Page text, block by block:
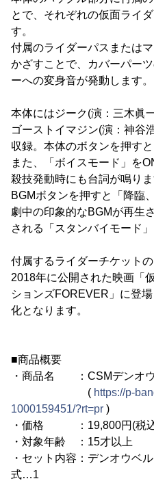
とで、それぞれの仮面ライ
す。
付属のライダーパスまたは
かざすことで、カバーパー
ーへの変身音が発動します。
本体にはジーク(演：三木眞
ゴーストイマジン(演：神谷
収録。本体のボタンを押すと
また、「ボイスモード」を
殺技発動時にも台詞が鳴りま
BGMボタンを押すと「降臨
劇中の印象的なBGMが再生
される「スタンバイモード
付属するライダーチケット
2018年に公開された映画「
ションズFOREVER」に登
化となります。
■商品概要
・商品名 ：CSMデンオウ
( https://p-
1000159451/?rt=pr )
・価格 ：19,800円(税込
・対象年齢 ：15才以上
・セット内容：デンオウベ
式…1